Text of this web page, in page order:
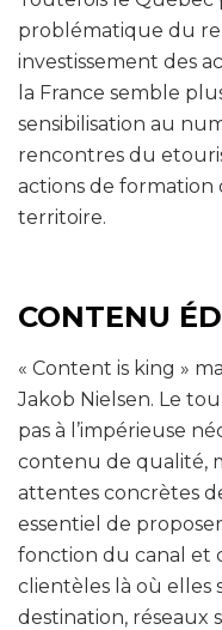
problématique du
investissement des
la France semble
sensibilisation au
rencontres du
actions de formation
territoire.
CONTENU
« Content is king »
Jakob Nielsen. Le
pas à l’impérieuse
contenu de qualité,
attentes concrètes
essentiel de
fonction du canal et
clientèles là où elles
destination, réseaux